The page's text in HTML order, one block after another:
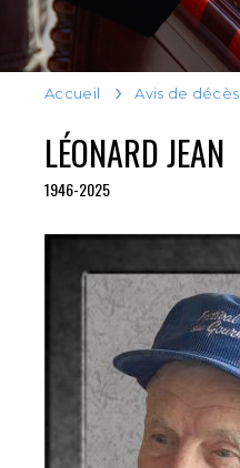
Accueil Avis de décès
LÉONARD JEAN
1946-2025